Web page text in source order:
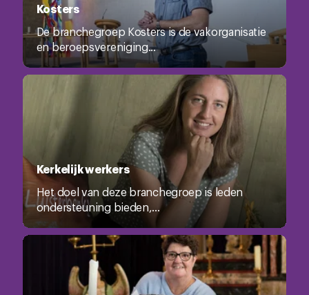
Kosters
De branchegroep Kosters is de vakorganisatie
en beroepsvereniging...
Kerkelijk werkers
Het doel van deze branchegroep is leden
ondersteuning bieden,...